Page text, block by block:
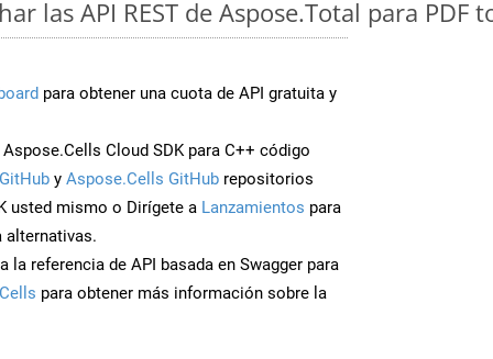
las API REST de Aspose.Total para PDF
para obtener una cuota de API gratuita y
Cloud SDK para C++ código
y Aspose.Cells GitHub repositorios
usted mismo o Dirígete a Lanzamientos para
alternativas.
la referencia de API basada en Swagger para
para obtener más información sobre la